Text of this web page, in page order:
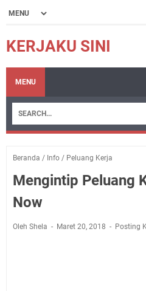
KERJAKU SINI
MENU
Beranda / Info / Peluang Kerja
Mengintip Peluang
Now
Oleh Shela Maret 20, 2018 Posting